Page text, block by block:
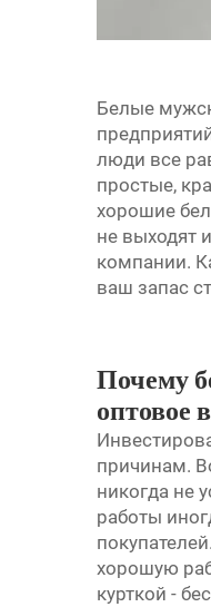
Белые
люди все
простые,
хорошие
не выходят
компании.
ваш запас
Почему
оптовое
причинам.
никогда не
работы
хорошую
курткой -